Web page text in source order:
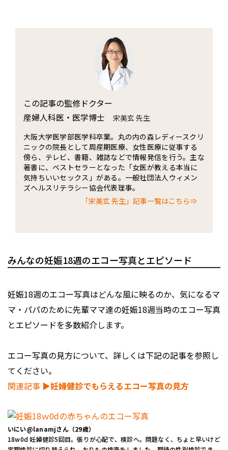
この記事の監修ドクター
産婦人科医・医学博士 宋美玄 先生
大阪大学医学部医学科卒業。丸の内の森レディースクリ
ニックの院長として周産期医療、女性医療に従事する
傍ら、テレビ、書籍、雑誌などで情報発信を行う。主な
著書に、ベストセラーとなった「女医が教える本当に
気持ちいいセックス」がある。一般社団法人ウィメン
ズヘルスリテラシー協会代表理事。
「宋美玄 先生」記事一覧はこちら⇒
みんなの妊娠18週のエコー写真とエピソード
妊娠18週のエコー写真はどんな風に映るのか、気になるマ
マ・パパのために先輩ママ達の妊娠18週当時のエコー写真
とエピソードを多数紹介します。
エコー写真の見方について、詳しくは下記の記事を参照し
てください。
関連記事 ▶︎妊婦健診でもらえるエコー写真の見方
いにい@lanamjさん（29歳）
18w0d 妊婦健診5回目。張りが心配で、検診へ。問題なく、ちょと早いけど